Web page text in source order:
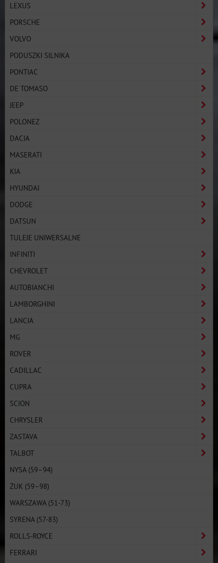
LEXUS
PORSCHE
VOLVO
PODUSZKI SILNIKA
PONTIAC
DE TOMASO
JEEP
POLONEZ
DACIA
MASERATI
KIA
HYUNDAI
DODGE
DATSUN
TULEJE UNIWERSALNE
INFINITI
CHEVROLET
AUTOBIANCHI
LAMBORGHINI
LANCIA
MG
ROVER
CADILLAC
CUPRA
SCION
CHRYSLER
ZASTAVA
TALBOT
NYSA (59–94)
ŻUK (59–98)
WARSZAWA (51-73)
SYRENA (57-83)
ROLLS-ROYCE
FERRARI